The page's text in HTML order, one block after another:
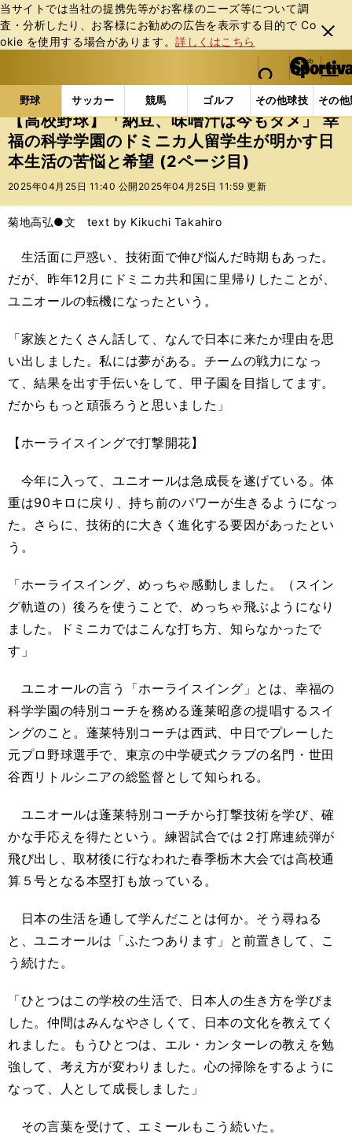
当サイトでは当社の提携先等がお客様のニーズ等について調
査・分析したり、お客様にお勧めの広告を表⽰する⽬的で Co
okie を使⽤する場合があります。詳しくはこちら
閉じ
る
web Sportiva (webスポルティーバ)
検索
マイペ
ー
ジ
メニュ
野球 サッカー 競馬 ゴルフ その他球技 その
b
ス
ポ
ル
テ
ー
バ
野球の記事一覧 高校野球他 【高校野球】「納豆、
【高校野球】「納豆、味噌汁は今もダメ」 幸
福の科学学園のドミニカ人留学生が明かす日
本生活の苦悩と希望 (2ページ目)
2025年04月25日 11:40 公開 2025年04月25日 11:59 更新
菊地高弘●文 text by Kikuchi Takahiro
生活面に戸惑い、技術面で伸び悩んだ時期もあった。
だが、昨年12月にドミニカ共和国に里帰りしたことが、
ユニオールの転機になったという。
「家族とたくさん話して、なんで日本に来たか理由を思
い出しました。私には夢がある。チームの戦力になっ
て、結果を出す手伝いをして、甲子園を目指してます。
だからもっと頑張ろうと思いました」
【ホーライスイングで打撃開花】
今年に入って、ユニオールは急成長を遂げている。体
重は90キロに戻り、持ち前のパワーが生きるようになっ
た。さらに、技術的に大きく進化する要因があったとい
う。
「ホーライスイング、めっちゃ感動しました。（スイン
グ軌道の）後ろを使うことで、めっちゃ飛ぶようになり
ました。ドミニカではこんな打ち方、知らなかったで
す」
ユニオールの言う「ホーライスイング」とは、幸福の
科学学園の特別コーチを務める蓬莱昭彦の提唱するスイ
ングのこと。蓬莱特別コーチは西武、中日でプレーした
元プロ野球選手で、東京の中学硬式クラブの名門・世田
谷西リトルシニアの総監督として知られる。
ユニオールは蓬莱特別コーチから打撃技術を学び、確
かな手応えを得たという。練習試合では２打席連続弾が
飛び出し、取材後に行なわれた春季栃木大会では高校通
算５号となる本塁打も放っている。
日本の生活を通して学んだことは何か。そう尋ねる
と、ユニオールは「ふたつあります」と前置きして、こ
う続けた。
「ひとつはこの学校の生活で、日本人の生き方を学びま
した。仲間はみんなやさしくて、日本の文化を教えてく
れました。もうひとつは、エル・カンターレの教えを勉
強して、考え方が変わりました。心の掃除をするように
なって、人として成長しました」
その言葉を受けて、エミールもこう続いた。